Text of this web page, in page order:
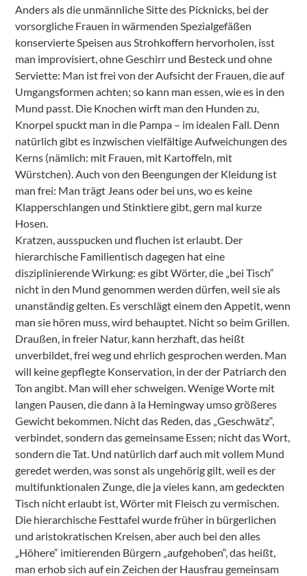
Anders als die unmännliche Sitte des Picknicks, bei der
vorsorgliche Frauen in wärmenden Spezialgefäßen
konservierte Speisen aus Strohkoffern hervorholen, isst
man improvisiert, ohne Geschirr und Besteck und ohne
Serviette: Man ist frei von der Aufsicht der Frauen, die auf
Umgangsformen achten; so kann man essen, wie es in den
Mund passt. Die Knochen wirft man den Hunden zu,
Knorpel spuckt man in die Pampa – im idealen Fall. Denn
natürlich gibt es inzwischen vielfältige Aufweichungen des
Kerns (nämlich: mit Frauen, mit Kartoffeln, mit
Würstchen). Auch von den Beengungen der Kleidung ist
man frei: Man trägt Jeans oder bei uns, wo es keine
Klapperschlangen und Stinktiere gibt, gern mal kurze
Hosen.
Kratzen, ausspucken und fluchen ist erlaubt. Der
hierarchische Familientisch dagegen hat eine
disziplinierende Wirkung: es gibt Wörter, die „bei Tisch“
nicht in den Mund genommen werden dürfen, weil sie als
unanständig gelten. Es verschlägt einem den Appetit, wenn
man sie hören muss, wird behauptet. Nicht so beim Grillen.
Draußen, in freier Natur, kann herzhaft, das heißt
unverbildet, frei weg und ehrlich gesprochen werden. Man
will keine gepflegte Konservation, in der der Patriarch den
Ton angibt. Man will eher schweigen. Wenige Worte mit
langen Pausen, die dann à la Hemingway umso größeres
Gewicht bekommen. Nicht das Reden, das „Geschwätz“,
verbindet, sondern das gemeinsame Essen; nicht das Wort,
sondern die Tat. Und natürlich darf auch mit vollem Mund
geredet werden, was sonst als ungehörig gilt, weil es der
multifunktionalen Zunge, die ja vieles kann, am gedeckten
Tisch nicht erlaubt ist, Wörter mit Fleisch zu vermischen.
Die hierarchische Festtafel wurde früher in bürgerlichen
und aristokratischen Kreisen, aber auch bei den alles
„Höhere“ imitierenden Bürgern „aufgehoben“, das heißt,
man erhob sich auf ein Zeichen der Hausfrau gemeinsam